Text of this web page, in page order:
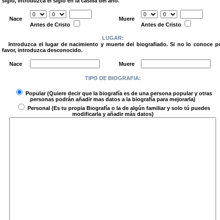
Nace
Antes de Cristo
Muere
Antes de Cristo
LUGAR:
Introduzca el lugar de nacimiento y muerte del biografiado. Si no lo conoce
favor, introduzca desconocido.
Nace
Muere
TIPO DE BIOGRAFIA:
Popular(Quiere decir que la biografía es de una persona popular y otras
personas podrán añadir mas datos a la biografía para mejorarla)
Personal(Es tu propia Biografía o la de algún familiar y solo tú puedes
modificarla y añadir más datos)